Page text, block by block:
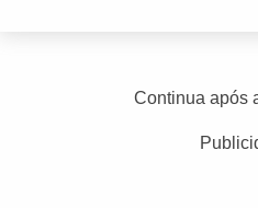
Continua após